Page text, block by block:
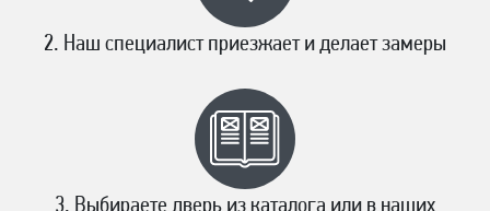
Наш специалист приезжает и делает замеры